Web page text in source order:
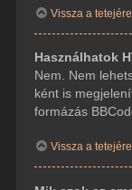
Vissza a tetejére
Használhatok
Nem. Nem
ként is
formázás
Vissza a tetejére